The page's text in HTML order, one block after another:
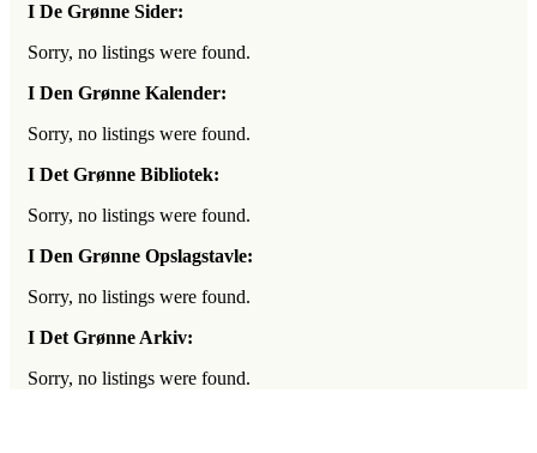
I De Grønne Sider:
Sorry, no listings were found.
I Den Grønne Kalender:
Sorry, no listings were found.
I Det Grønne Bibliotek:
Sorry, no listings were found.
I Den Grønne Opslagstavle:
Sorry, no listings were found.
I Det Grønne Arkiv:
Sorry, no listings were found.